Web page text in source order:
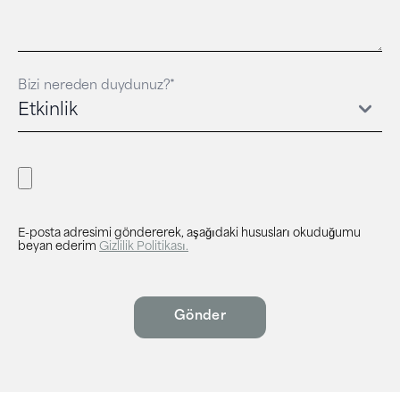
Bizi nereden duydunuz?*
E-posta adresimi göndererek, aşağıdaki hususları okuduğumu
beyan ederim Gizlilik Politikası.